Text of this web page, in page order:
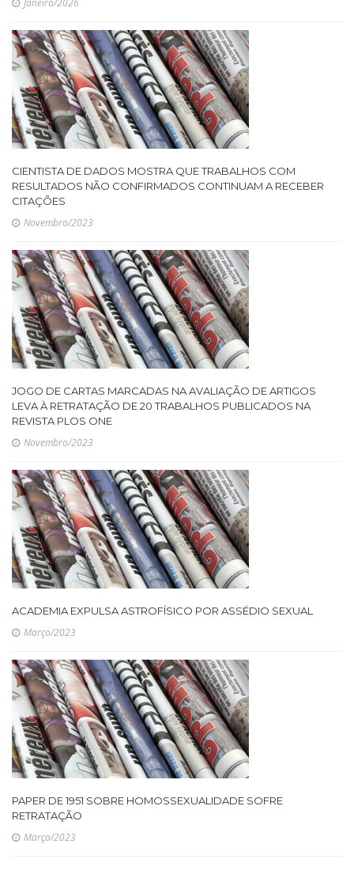
Janeiro/2026
CIENTISTA DE DADOS MOSTRA QUE TRABALHOS COM
RESULTADOS NÃO CONFIRMADOS CONTINUAM A RECEBER
CITAÇÕES
Novembro/2023
JOGO DE CARTAS MARCADAS NA AVALIAÇÃO DE ARTIGOS
LEVA À RETRATAÇÃO DE 20 TRABALHOS PUBLICADOS NA
REVISTA PLOS ONE
Novembro/2023
ACADEMIA EXPULSA ASTROFÍSICO POR ASSÉDIO SEXUAL
Março/2023
PAPER DE 1951 SOBRE HOMOSSEXUALIDADE SOFRE
RETRATAÇÃO
Março/2023